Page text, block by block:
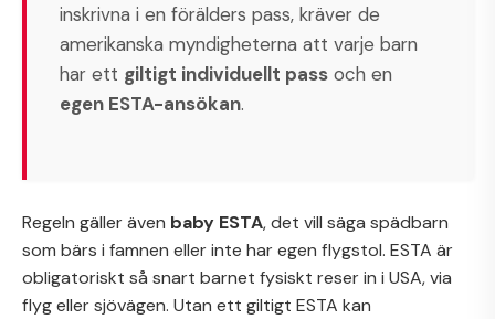
inskrivna i en förälders pass, kräver de
amerikanska myndigheterna att varje barn
har ett giltigt individuellt pass och en
egen ESTA-ansökan.
Regeln gäller även baby ESTA, det vill säga spädbarn
som bärs i famnen eller inte har egen flygstol. ESTA är
obligatoriskt så snart barnet fysiskt reser in i USA, via
flyg eller sjövägen. Utan ett giltigt ESTA kan